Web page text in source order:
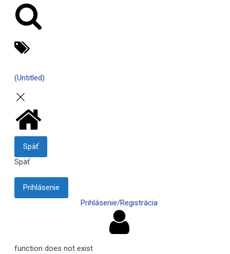
Hľadať:
(Untitled)
Späť
Späť
Prihlásenie
Prihlásenie/Registrácia
function does not exist